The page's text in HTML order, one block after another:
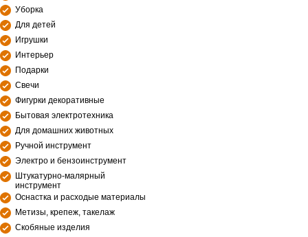
Уборка
Для детей
Игрушки
Интерьер
Подарки
Свечи
Фигурки декоративные
Бытовая электротехника
Для домашних животных
Ручной инструмент
Электро и бензоинструмент
Штукатурно-малярный
инструмент
Оснастка и расходые материалы
Метизы, крепеж, такелаж
Скобяные изделия